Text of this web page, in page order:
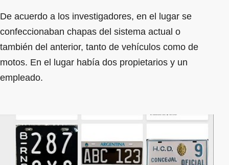
De acuerdo a los investigadores, en el lugar se
confeccionaban chapas del sistema actual o
también del anterior, tanto de vehículos como de
motos. En el lugar había dos propietarios y un
empleado.